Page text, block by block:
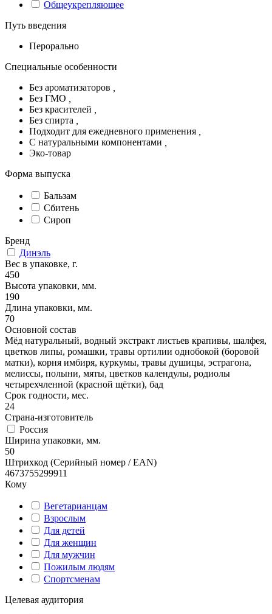
Общеукрепляющее
Путь введения
Перорально
Специальные особенности
Без ароматизаторов
Без ГМО
Без красителей
Без спирта
Подходит для ежедневного применения
С натуральными компонентами
Эко-товар
Форма выпуска
Бальзам
Сбитень
Сироп
Бренд
Динэль
Вес в упаковке, г.
450
Высота упаковки, мм.
190
Длина упаковки, мм.
70
Основной состав
Мёд натуральный, водный экстракт листьев крапивы, шалфея,
цветков липы, ромашки, травы ортилии однобокой (боровой
матки), корня имбиря, куркумы, травы душицы, эстрагона,
мелиссы, полыни, мяты, цветков календулы, родиолы
четырехчленной (красной щётки), бад
Срок годности, мес.
24
Страна-изготовитель
Россия
Ширина упаковки, мм.
50
Штрихкод (Серийный номер / EAN)
4673755299911
Кому
Вегетарианцам
Взрослым
Для детей
Для женщин
Для мужчин
Пожилым людям
Спортсменам
Целевая аудитория